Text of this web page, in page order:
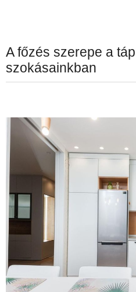
A főzés szerepe a
szokásainkban